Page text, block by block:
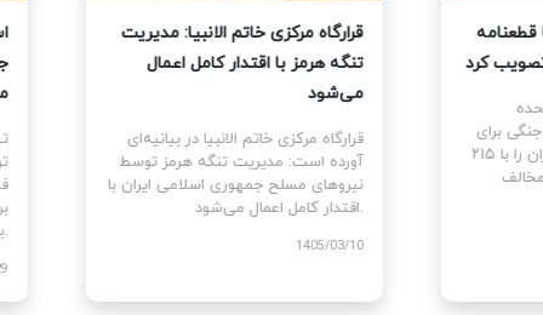
نمایندگان آمریکا قطعنامه
جنگ علیه ایران را تصویب کرد
ایالات متحده
قطعنامه اختیارات جنگی برای
توقف و پایان جنگ علیه ایران را با ۲۱۵
رای موافق در برابر ۲۰۸ رای مخالف
قرارگاه مرکزی خاتم الانبیا:
تنگه هرمز با اقتدار کامل اعمال
قرارگاه مرکزی خاتم الانبیا در
آورده است: مدیریت تنگه هرمز
نیروهای مسلح جمهوری اسلامی
اقتدار کامل اعمال می‌شود.